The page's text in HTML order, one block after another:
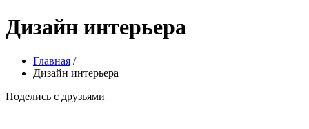
Дизайн интерьера
Главная /
Дизайн интерьера
Поделись с друзьями